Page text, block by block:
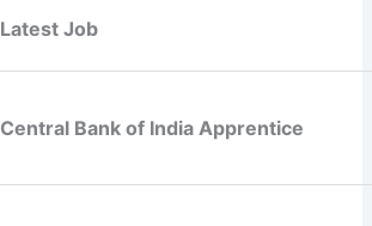
Latest Job
Central Bank of India Apprentice